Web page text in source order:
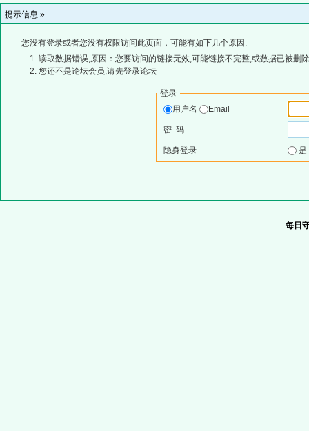
提示信息 »
您没有登录或者您没有权限访问此页面，可能有如下几个原因:
读取数据错误,原因：您要访问的链接无效,可能链接不完整,或数据已被删
您还不是论坛会员,请先登录论坛
登录
用户名
Email
密 码
隐身登录
每日